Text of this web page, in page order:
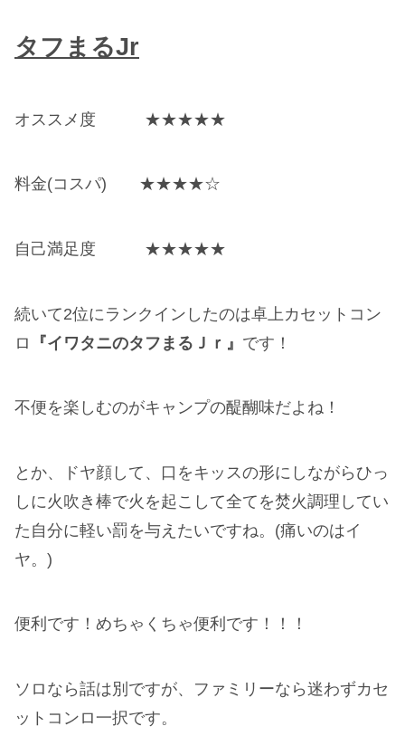
タフまるJr
オススメ度 ★★★★★
料金(コスパ) ★★★★☆
自己満足度 ★★★★★
続いて2位にランクインしたのは卓上カセットコン
ロ
『イワタニのタフまるＪｒ』 です！
不便を楽しむのがキャンプの醍醐味だよね！
とか、ドヤ顔して、口をキッスの形にしながらひっ
しに火吹き棒で火を起こして全てを焚火調理してい
た自分に軽い罰を与えたいですね。(痛いのはイ
ヤ。)
便利です！めちゃくちゃ便利です！！！
ソロなら話は別ですが、ファミリーなら迷わずカセ
ットコンロ一択です。